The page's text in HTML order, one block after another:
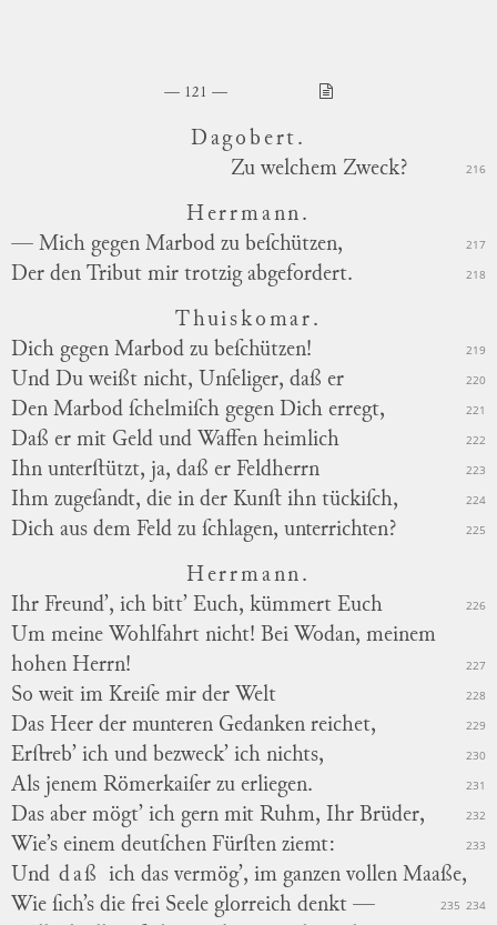
121
Dagobert.
Zu welchem Zweck?
216
Herrmann.
— Mich gegen Marbod zu beſchützen,
217
Der den Tribut mir trotzig abgefordert. 218
Thuiskomar.
Dich gegen Marbod zu beſchützen!
219
Und Du weißt nicht, Unſeliger, daß er 220
Den Marbod ſchelmiſch gegen Dich erregt, 221
Daß er mit Geld und Waffen heimlich 222
Ihn unterſtützt, ja, daß er Feldherrn 223
Ihm zugeſandt, die in der Kunſt ihn tückiſch, 224
Dich aus dem Feld zu ſchlagen, unterrichten? 225
Herrmann.
Ihr Freund’, ich bitt’ Euch, kümmert Euch
226
Um meine Wohlfahrt nicht! Bei Wodan, meinem
hohen Herrn!
227
So weit im Kreiſe mir der Welt 228
Das Heer der munteren Gedanken reichet, 229
Erſtreb’ ich und bezweck’ ich nichts, 230
Als jenem Römerkaiſer zu erliegen. 231
Das aber mögt’ ich gern mit Ruhm, Ihr Brüder, 232
Wie’s einem deutſchen Fürſten ziemt: 233
Und daß ich das vermög’, im ganzen vollen Maaße,
234
Wie ſich’s die frei Seele glorreich denkt — 235